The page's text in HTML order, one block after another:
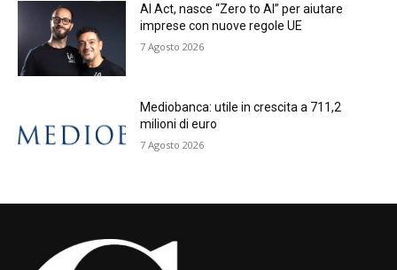
AI Act, nasce “Zero to AI” per aiutare
imprese con nuove regole UE
7 Agosto 2026
Mediobanca: utile in crescita a 711,2
milioni di euro
7 Agosto 2026